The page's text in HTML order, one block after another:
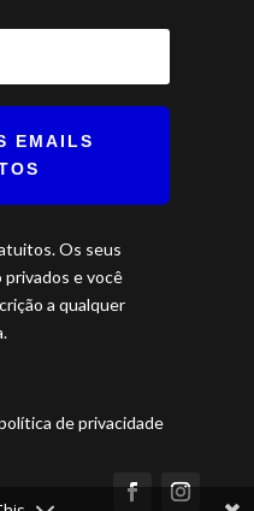
EMAILS
Os seus
privados e você
a qualquer
de privacidade